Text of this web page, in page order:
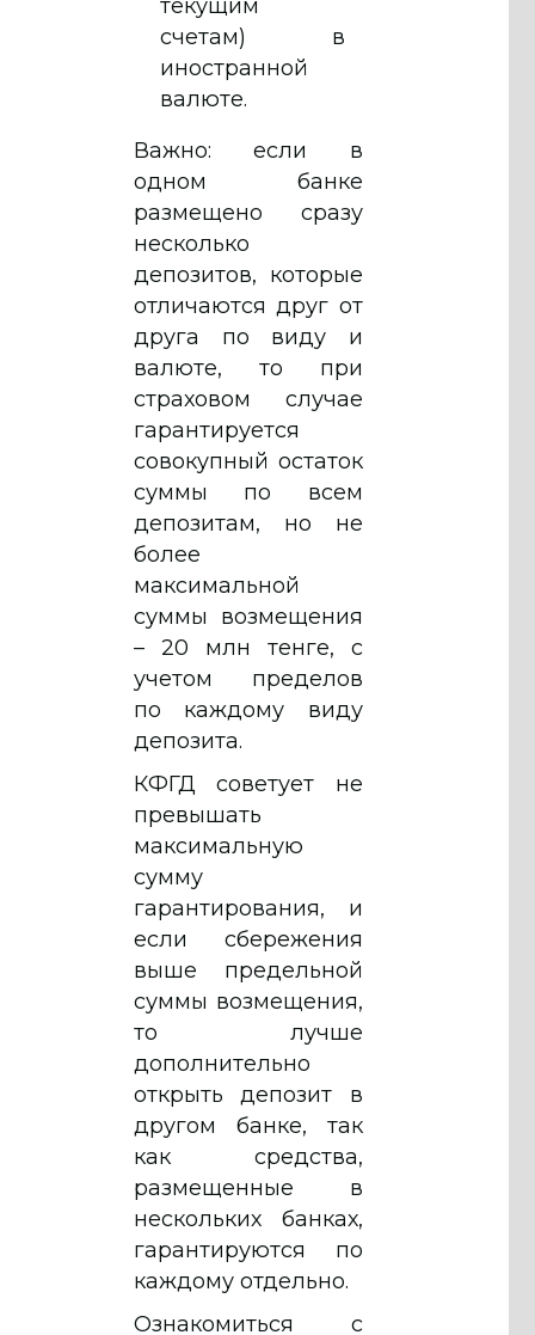
текущим
счетам) в
иностранной
валюте.
Важно: если в
одном банке
размещено сразу
несколько
депозитов, которые
отличаются друг от
друга по виду и
валюте, то при
страховом случае
гарантируется
совокупный остаток
суммы по всем
депозитам, но не
более
максимальной
суммы возмещения
– 20 млн тенге, с
учетом пределов
по каждому виду
депозита.
КФГД советует не
превышать
максимальную
сумму
гарантирования, и
если сбережения
выше предельной
суммы возмещения,
то лучше
дополнительно
открыть депозит в
другом банке, так
как средства,
размещенные в
нескольких банках,
гарантируются по
каждому отдельно.
Ознакомиться с